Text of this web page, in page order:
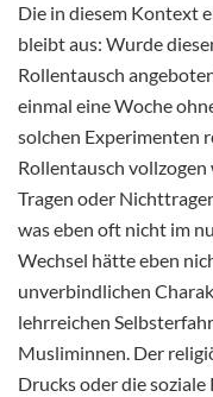
Die in diesem Kontext
bleibt aus: Wurde
Rollentausch
einmal eine Woche
solchen Experimenten
Rollentausch vollzogen
Tragen oder
was eben oft nicht im
Wechsel hätte eben
unverbindlichen
lehrreichen
Musliminnen. Der
Drucks oder die